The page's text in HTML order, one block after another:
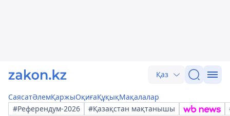
Қаз
СаясатӘлемҚаржыОқиғаҚұқықМақалалар
#Референдум-2026
#Қазақстан мақтанышы